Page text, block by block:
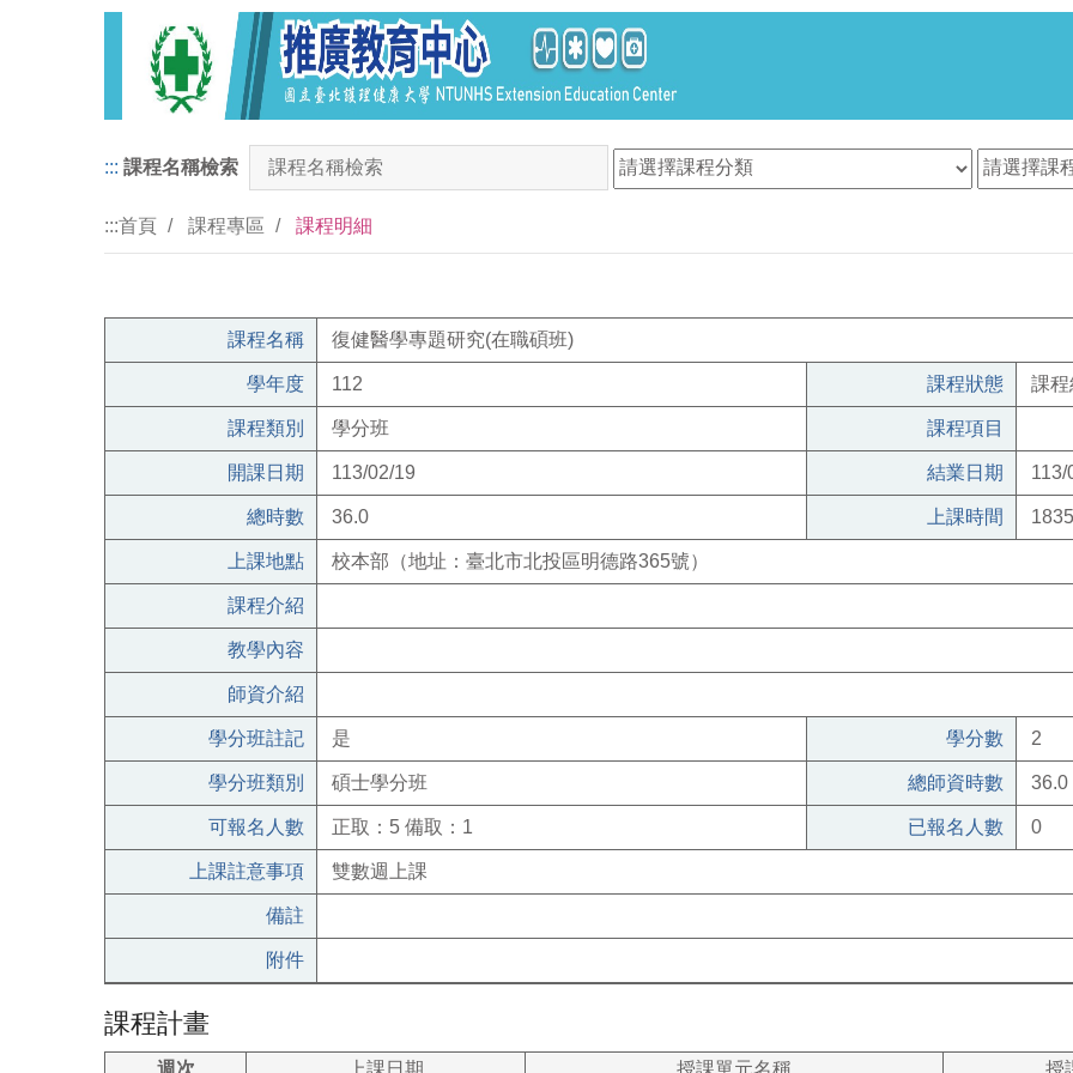
::: 課程名稱檢索
:::首頁 課程專區 課程明細
課程名稱 復健醫學專題研究(在職碩班)
學年度 112 課程狀態 課程
課程類別 學分班 課程項目
開課日期 113/02/19 結業日期 113/
總時數 36.0 上課時間
上課地點 校本部（地址：臺北市北投區明德路365號）
課程介紹
教學內容
師資介紹
學分班註記 是 學分數 2
學分班類別 碩士學分班 總師資時數 36.0
可報名人數 正取：5 備取：1 已報名人數 0
上課註意事項 雙數週上課
備註
附件
課程計畫